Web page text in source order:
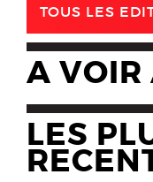
TOUS LES
A VOIR
LES